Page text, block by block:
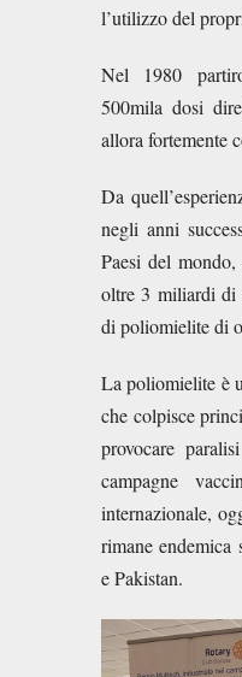
l’utilizzo del
Nel 1980
500mila dosi
allora fortemente
Da
negli anni
Paesi del
oltre 3 miliardi di
di poliomielite di
La poliomielite è
che colpisce
provocare
campagne
internazionale,
rimane endemica
e Pakistan.